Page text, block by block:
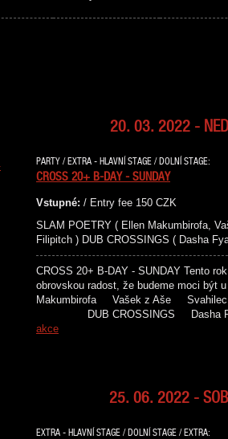
20. 03. 2022 -
PARTY / EXTRA - HLAVNÍ STAGE / DOLNÍ STAGE:
CROSS 20+ B-DAY - SUNDAY
Vstupné: / Entry fee 150 CZK
SLAM POETRY ( Ellen Makumbirofa,
Filipitch ) DUB CROSSINGS ( Dasha
CROSS 20+ B-DAY - SUNDAY Tento
obrovskou radost, že budeme moci
Makumbirofa Vašek z Aše
DUB CROSSINGS
akce
25. 06. 2022 -
EXTRA - HLAVNÍ STAGE / DOLNÍ STAGE / EXTRA: